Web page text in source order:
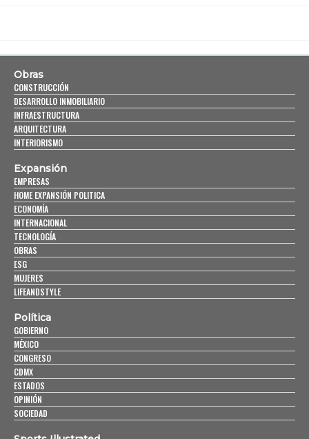
Obras
CONSTRUCCIÓN
DESARROLLO INMOBILIARIO
INFRAESTRUCTURA
ARQUITECTURA
INTERIORISMO
Expansión
EMPRESAS
HOME EXPANSIÓN POLITICA
ECONOMÍA
INTERNACIONAL
TECNOLOGÍA
OBRAS
ESG
MUJERES
LIFEANDSTYLE
Política
GOBIERNO
MÉXICO
CONGRESO
CDMX
ESTADOS
OPINIÓN
SOCIEDAD